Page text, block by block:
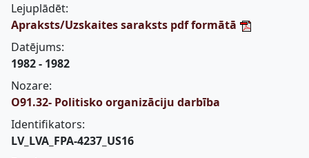
Lejuplādēt:
Apraksts/Uzskaites saraksts pdf formātā
Datējums:
1982 - 1982
Nozare:
O91.32- Politisko organizāciju darbība
Identifikators:
LV_LVA_FPA-4237_US16